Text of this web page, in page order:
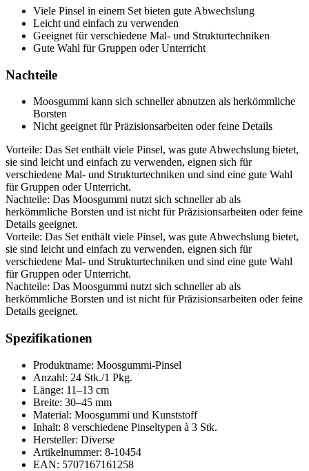
Viele Pinsel in einem Set bieten gute Abwechslung
Leicht und einfach zu verwenden
Geeignet für verschiedene Mal- und Strukturtechniken
Gute Wahl für Gruppen oder Unterricht
Nachteile
Moosgummi kann sich schneller abnutzen als herkömmliche
Borsten
Nicht geeignet für Präzisionsarbeiten oder feine Details
Vorteile: Das Set enthält viele Pinsel, was gute Abwechslung bietet,
sie sind leicht und einfach zu verwenden, eignen sich für
verschiedene Mal- und Strukturtechniken und sind eine gute Wahl
für Gruppen oder Unterricht.
Nachteile: Das Moosgummi nutzt sich schneller ab als
herkömmliche Borsten und ist nicht für Präzisionsarbeiten oder feine
Details geeignet.
Vorteile: Das Set enthält viele Pinsel, was gute Abwechslung bietet,
sie sind leicht und einfach zu verwenden, eignen sich für
verschiedene Mal- und Strukturtechniken und sind eine gute Wahl
für Gruppen oder Unterricht.
Nachteile: Das Moosgummi nutzt sich schneller ab als
herkömmliche Borsten und ist nicht für Präzisionsarbeiten oder feine
Details geeignet.
Spezifikationen
Produktname: Moosgummi-Pinsel
Anzahl: 24 Stk./1 Pkg.
Länge: 11–13 cm
Breite: 30–45 mm
Material: Moosgummi und Kunststoff
Inhalt: 8 verschiedene Pinseltypen à 3 Stk.
Hersteller: Diverse
Artikelnummer: 8-10454
EAN: 5707167161258